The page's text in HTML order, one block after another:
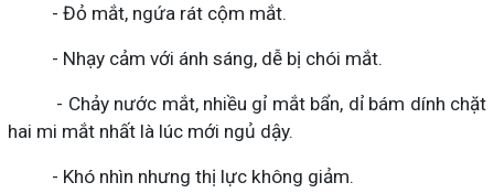
- Đỏ mắt, ngứa rát cộm mắt.
- Nhạy cảm với ánh sáng, dễ bị chói mắt.
- Chảy nước mắt, nhiều gỉ mắt bẩn, dỉ bám dính chặt
hai mi mắt nhất là lúc mới ngủ dậy.
- Khó nhìn nhưng thị lực không giảm.